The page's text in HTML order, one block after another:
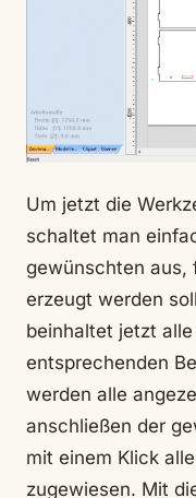
Um jetzt die
schaltet man
gewünschten aus,
erzeugt werden
beinhaltet jetzt
entsprechenden
werden alle
anschließen der
mit einem Klick
zugewiesen. Mit